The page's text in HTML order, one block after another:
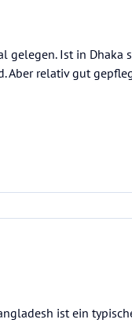
gelegen. Ist in
Aber relativ gut
ist ein